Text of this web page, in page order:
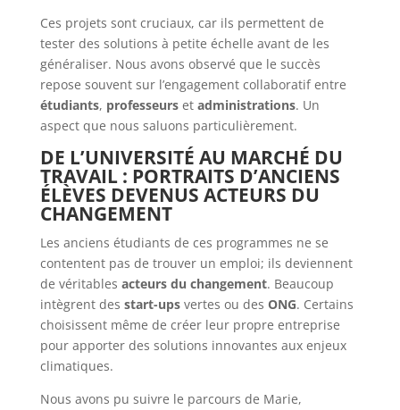
Ces projets sont cruciaux, car ils permettent de
tester des solutions à petite échelle avant de les
généraliser. Nous avons observé que le succès
repose souvent sur l’engagement collaboratif entre
étudiants, professeurset administrations. Un
aspect que nous saluons particulièrement.
DE L’UNIVERSITÉ AU MARCHÉ DU
TRAVAIL : PORTRAITS D’ANCIENS
ÉLÈVES DEVENUS ACTEURS DU
CHANGEMENT
Les anciens étudiants de ces programmes ne se
contentent pas de trouver un emploi; ils deviennent
de véritables acteurs du changement. Beaucoup
intègrent des start-upsvertes ou des ONG. Certains
choisissent même de créer leur propre entreprise
pour apporter des solutions innovantes aux enjeux
climatiques.
Nous avons pu suivre le parcours de Marie,